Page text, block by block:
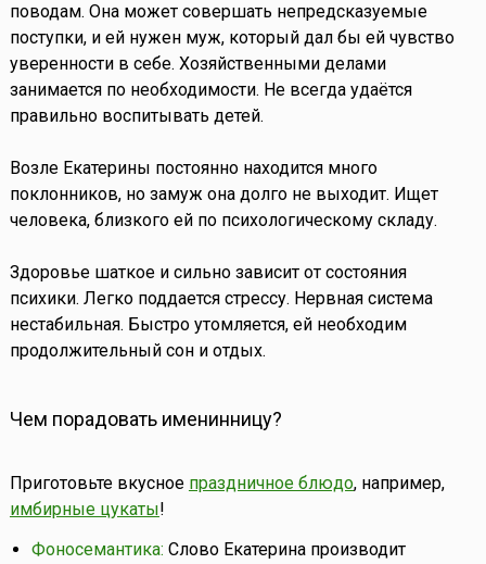
поводам. Она может совершать непредсказуемые
поступки, и ей нужен муж, который дал бы ей чувство
уверенности в себе. Хозяйственными делами
занимается по необходимости. Не всегда удаётся
правильно воспитывать детей.
Возле Екатерины постоянно находится много
поклонников, но замуж она долго не выходит. Ищет
человека, близкого ей по психологическому складу.
Здоровье шаткое и сильно зависит от состояния
психики. Легко поддается стрессу. Нервная система
нестабильная. Быстро утомляется, ей необходим
продолжительный сон и отдых.
Чем порадовать именинницу?
Приготовьте вкусное праздничное блюдо, например,
имбирные цукаты!
Фоносемантика: Слово Екатерина производит